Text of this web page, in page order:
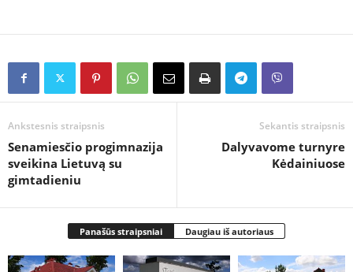
Ankstesnis straipsnis
Senamiesčio progimnazija
sveikina Lietuvą su
gimtadieniu
Sekantis straipsnis
Dalyvavome turnyre
Kėdainiuose
Panašūs straipsniai Daugiau iš autoriaus